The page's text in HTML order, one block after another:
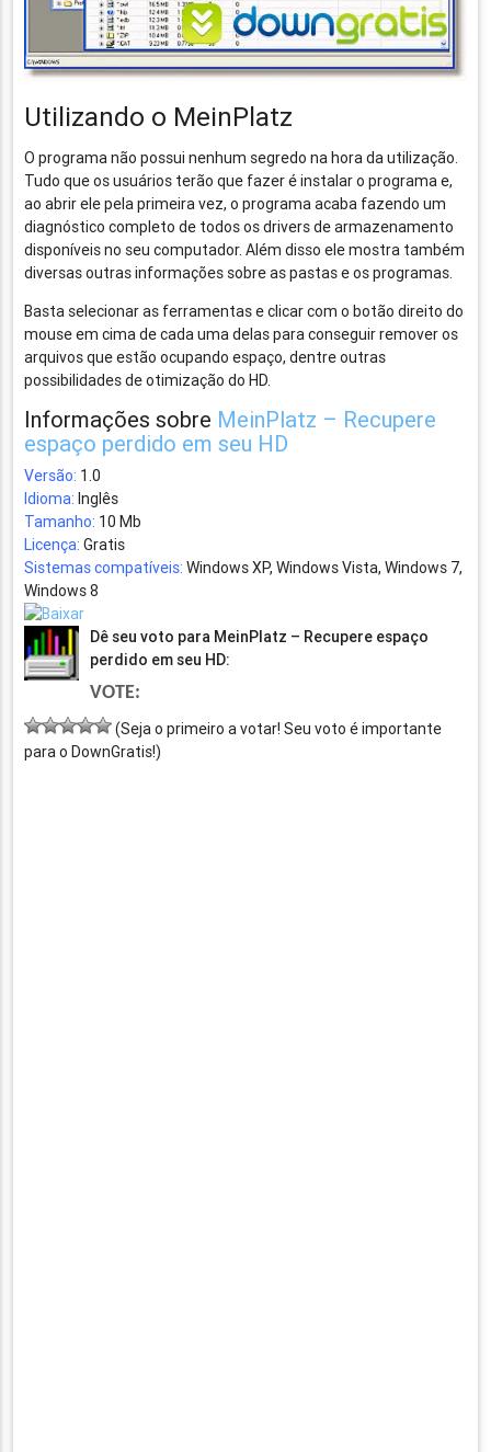
Utilizando o MeinPlatz
O programa não possui nenhum segredo na hora da utilização.
Tudo que os usuários terão que fazer é instalar o programa e,
ao abrir ele pela primeira vez, o programa acaba fazendo um
diagnóstico completo de todos os drivers de armazenamento
disponíveis no seu computador. Além disso ele mostra também
diversas outras informações sobre as pastas e os programas.
Basta selecionar as ferramentas e clicar com o botão direito do
mouse em cima de cada uma delas para conseguir remover os
arquivos que estão ocupando espaço, dentre outras
possibilidades de otimização do HD.
Informações sobre MeinPlatz – Recupere
espaço perdido em seu HD
Versão: 1.0
Idioma: Inglês
Tamanho: 10 Mb
Licença: Gratis
Sistemas compatíveis: Windows XP, Windows Vista, Windows 7,
Windows 8
Dê seu voto para MeinPlatz – Recupere espaço
perdido em seu HD:
VOTE:
(Seja o primeiro a votar! Seu voto é importante
para o DownGratis!)